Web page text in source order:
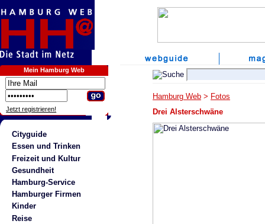
Mein Hamburg Web
Jetzt registrieren!
Cityguide
Essen und Trinken
Freizeit und Kultur
Gesundheit
Hamburg-Service
Hamburger Firmen
Kinder
Reise
Hamburg Web > Fotos
Drei Alsterschwäne